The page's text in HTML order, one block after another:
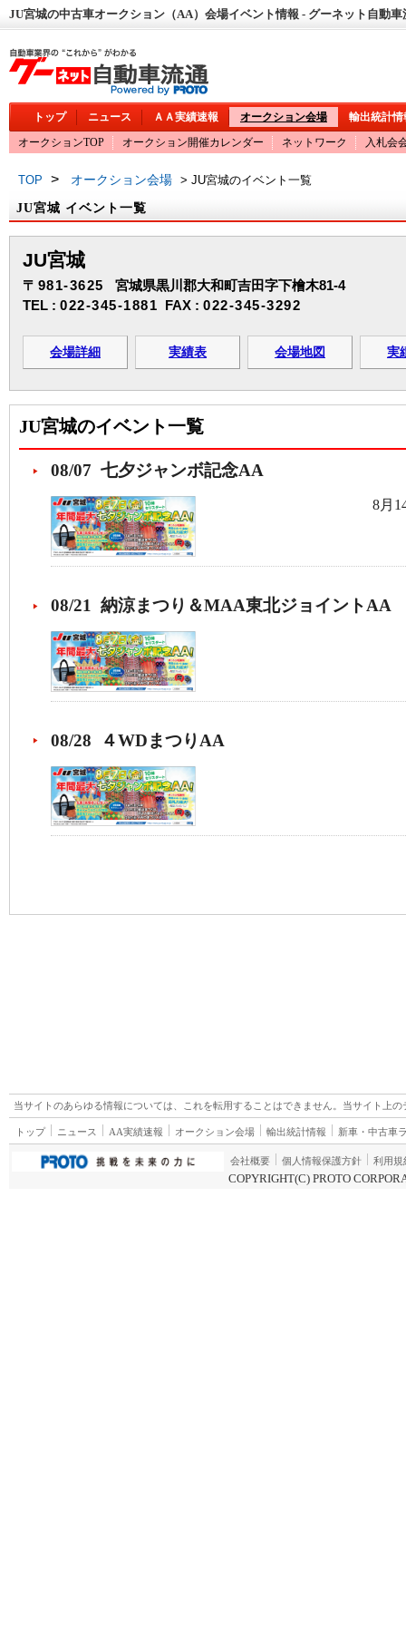
JU宮城の中古車オークション（AA）会場イベント情報 - グーネット自動車
トップ ニュース ＡＡ実績速報 オークション会場
輸出統計情
オークションTOP
オークション開催カレンダー ネットワーク 入札会
TOP > オークション会場 > JU宮城のイベント一覧
JU宮城 イベント一覧
JU宮城
〒981-3625 宮城県黒川郡大和町吉田字下檜木81-4
TEL : 022-345-1881 FAX :022-345-3292
会場詳細 実績表 会場地図 実
JU宮城のイベント一覧
08/07 七夕ジャンボ記念AA
8月
08/21 納涼まつり＆MAA東北ジョイントAA
08/28 ４WDまつりAA
当サイトのあらゆる情報については、これを転用することはできません。当サイト上
トップ ニュース AA実績速報 オークション会場 輸出統計情報 新車・中古車
会社概要 個人情報保護方針 利用規
COPYRIGHT(C) PROTO